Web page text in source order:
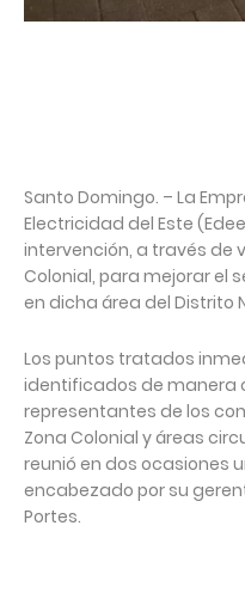
Santo Domingo. – La
Electricidad del Este
intervención, a través de
Colonial, para mejorar el
en dicha área del Distrito
Los puntos tratados
identificados de manera
representantes de los
Zona Colonial y áreas
reunió en dos ocasiones
encabezado por su
Portes.